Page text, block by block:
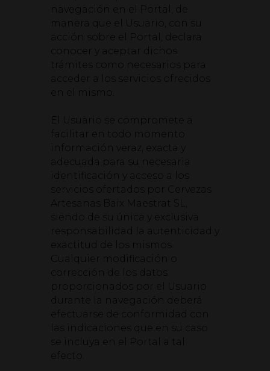
navegación en el Portal, de
manera que el Usuario, con su
acción sobre el Portal, declara
conocer y aceptar dichos
trámites como necesarios para
acceder a los servicios ofrecidos
en el mismo.
El Usuario se compromete a
facilitar en todo momento
información veraz, exacta y
adecuada para su necesaria
identificación y acceso a los
servicios ofertados por Cervezas
Artesanas Baix Maestrat SL,
siendo de su única y exclusiva
responsabilidad la autenticidad y
exactitud de los mismos.
Cualquier modificación o
corrección de los datos
proporcionados por el Usuario
durante la navegación deberá
efectuarse de conformidad con
las indicaciones que en su caso
se incluya en el Portal a tal
efecto.